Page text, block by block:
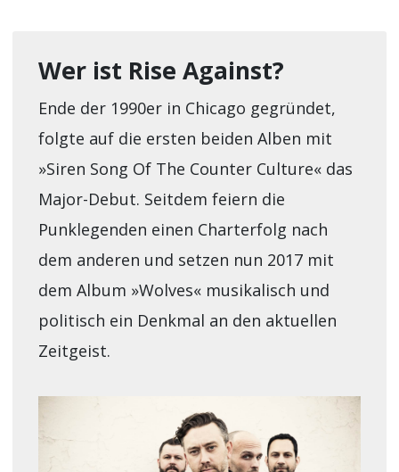
Wer ist Rise Against?
Ende der 1990er in Chicago gegründet,
folgte auf die ersten beiden Alben mit
»Siren Song Of The Counter Culture« das
Major-Debut. Seitdem feiern die
Punklegenden einen Charterfolg nach
dem anderen und setzen nun 2017 mit
dem Album »Wolves« musikalisch und
politisch ein Denkmal an den aktuellen
Zeitgeist.